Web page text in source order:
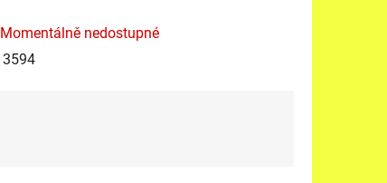
Momentálně nedostupné
3594